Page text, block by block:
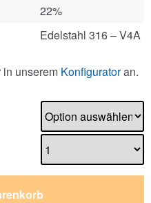
22%
Edelstahl 316 – V4A
unserem Konfiguratoran.